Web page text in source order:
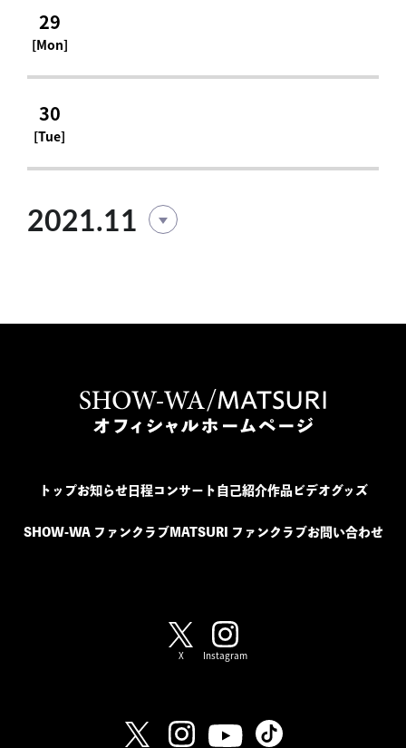
29
[Mon]
30
[Tue]
2021.11
トップお知らせ日程コンサート 自己紹介作品ビデオグッズ
SHOW-WA ファンクラブMATSURI ファンクラブお問い合わせ
X Instagram